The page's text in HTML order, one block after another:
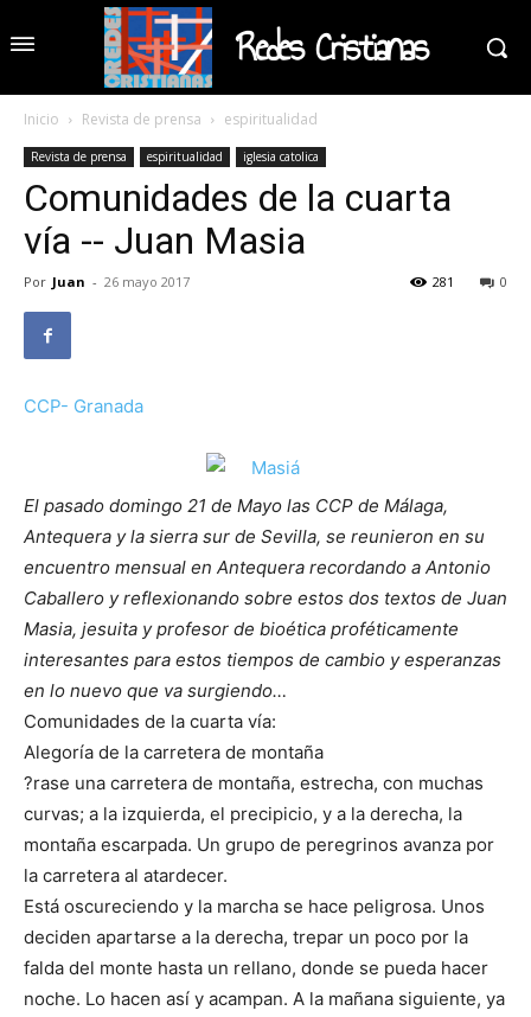
Redes Cristianas
Inicio Revista de prensa espiritualidad
Revista de prensa espiritualidad iglesia catolica
Comunidades de la cuarta
vía -- Juan Masia
Por Juan - 26 mayo 2017 0
281
CCP- Granada
El pasado domingo 21 de Mayo las CCP de Málaga,
Antequera y la sierra sur de Sevilla, se reunieron en su
encuentro mensual en Antequera recordando a Antonio
Caballero y reflexionando sobre estos dos textos de Juan
Masia, jesuita y profesor de bioética proféticamente
interesantes para estos tiempos de cambio y esperanzas
en lo nuevo que va surgiendo…
Comunidades de la cuarta vía:
Alegoría de la carretera de montaña
?rase una carretera de montaña, estrecha, con muchas
curvas; a la izquierda, el precipicio, y a la derecha, la
montaña escarpada. Un grupo de peregrinos avanza por
la carretera al atardecer.
Está oscureciendo y la marcha se hace peligrosa. Unos
deciden apartarse a la derecha, trepar un poco por la
falda del monte hasta un rellano, donde se pueda hacer
noche. Lo hacen así y acampan. A la mañana siguiente, ya